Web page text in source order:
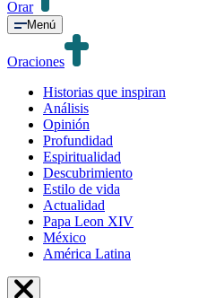
Orar
Menú
Oraciones
Historias que inspiran
Análisis
Opinión
Profundidad
Espiritualidad
Descubrimiento
Estilo de vida
Actualidad
Papa Leon XIV
México
América Latina